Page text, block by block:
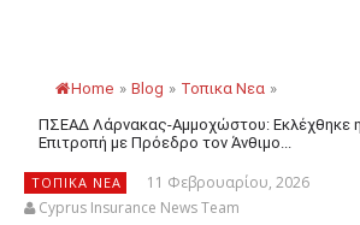
Home » Blog » Τοπικα Νεα »
ΠΣΕΑΔ Λάρνακας-Αμμοχώστου: Εκλέχθηκε
Επιτροπή με Πρόεδρο τον Άνθιμο...
ΤΟΠΙΚΑ ΝΕΑ
11 Φεβρουαρίου, 2026
Cyprus Insurance News Team